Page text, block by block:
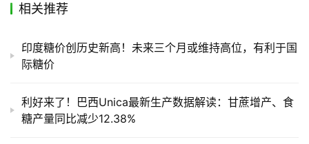
相关推荐
印度糖价创历史新高！未来三个月或维持高位，有利于国
际糖价
利好来了！巴西Unica最新生产数据解读：甘蔗增产、食
糖产量同比减少12.38%